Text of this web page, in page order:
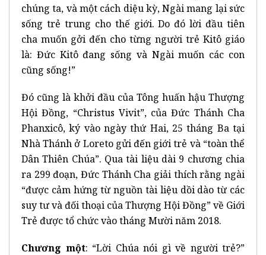
chúng ta, và một cách diệu kỳ, Ngài mang lại sức
sống trẻ trung cho thế giới. Do đó lời đầu tiên
cha muốn gởi đến cho từng người trẻ Kitô giáo
là: Đức Kitô đang sống và Ngài muốn các con
cũng sống!”
Đó cũng là khởi đầu của Tông huấn hậu Thượng
Hội Đồng, “Christus Vivit”, của Đức Thánh Cha
Phanxicô, ký vào ngày thứ Hai, 25 tháng Ba tại
Nhà Thánh ở Loreto gửi đến giới trẻ và “toàn thể
Dân Thiên Chúa”. Qua tài liệu dài 9 chương chia
ra 299 đoạn, Đức Thánh Cha giải thích rằng ngài
“được cảm hứng từ nguồn tài liệu dồi dào từ các
suy tư và đối thoại của Thượng Hội Đồng” về Giới
Trẻ được tổ chức vào tháng Mười năm 2018.
Chương một: “Lời Chúa nói gì về người trẻ?”